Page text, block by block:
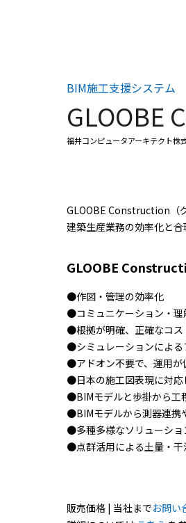
BIM施工支援システム
GLOOBE
福井コンピュータアーキテクト株
GLOOBE Construction（
建築生産業務の効率化と
GLOOBE
●作図・管理の効率化
●コミュニケーション・理
●根拠が明確、正確なコス
●シミュレーションによる
●アドオン不要で、運用が
●日本の施工図表現に対応
●BIMモデルと歩掛から工
●BIMモデルから測器連携
●多種多様なソリューショ
●点群活用による土量・干
販売価格 | 当社までお問い